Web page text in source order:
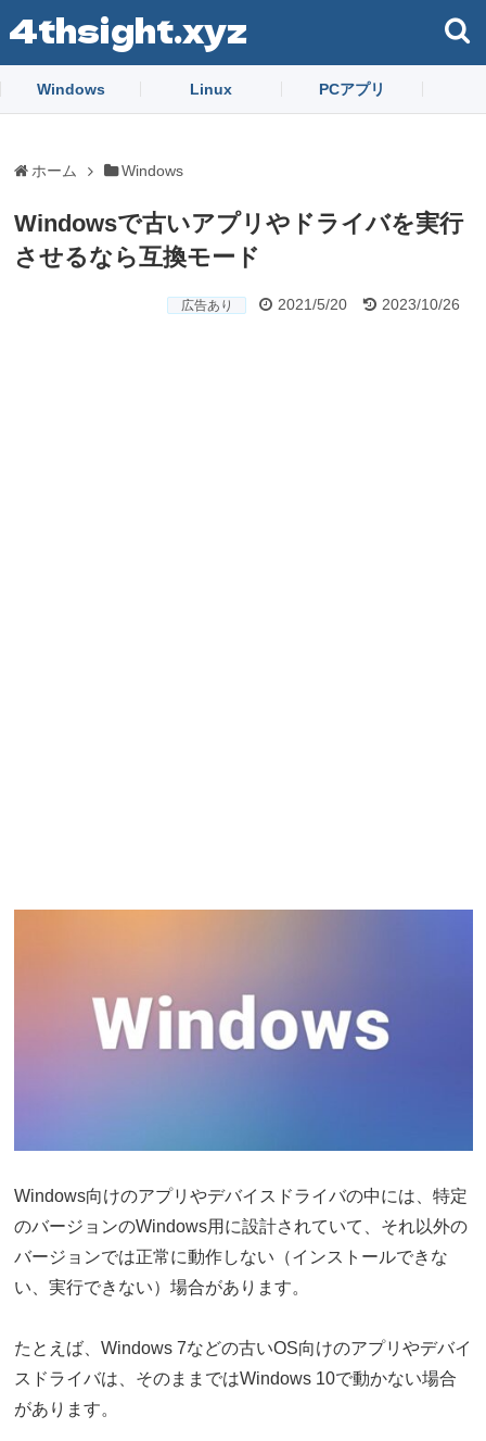
4thsight.xyz
Windows Linux PCアプリ
ホーム Windows
Windowsで古いアプリやドライバを実行
させるなら互換モード
広告あり 2021/5/20 2023/10/26
Windows向けのアプリやデバイスドライバの中には、特定
のバージョンのWindows用に設計されていて、それ以外の
バージョンでは正常に動作しない（インストールできな
い、実行できない）場合があります。
たとえば、Windows 7などの古いOS向けのアプリやデバイ
スドライバは、そのままではWindows 10で動かない場合
があります。